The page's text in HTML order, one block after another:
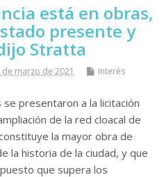
está en obras,
presente y
Stratta
de marzo de 2021
Interés
presentaron a la licitación
de la red cloacal de
la mayor obra de
la historia de la ciudad, y que
que supera los